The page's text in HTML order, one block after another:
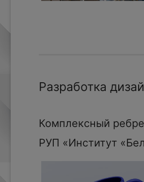
Разработка
Комплексный
РУП «Институт